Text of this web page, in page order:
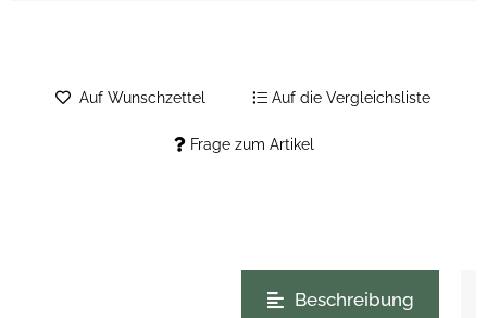
Frage zum Artikel
Auf Wunschzettel Auf die Vergleichsliste
Beschreibung